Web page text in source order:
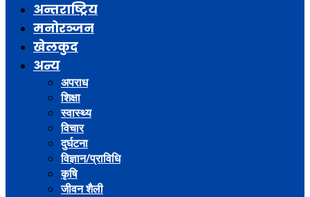
अन्तराष्ट्रिय
मनोरञ्जन
खेलकुद
अन्य
अपराध
शिक्षा
स्वास्थ्य
विचार
दुर्घटना
विज्ञान/प्राविधि
कृषि
जीवन शैली